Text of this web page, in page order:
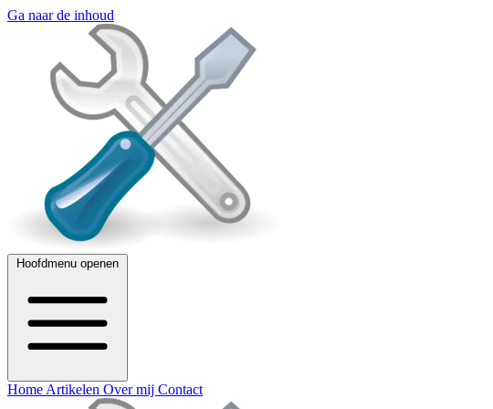
Ga naar de inhoud
Hoofdmenu openen
Home Artikelen Over mij Contact